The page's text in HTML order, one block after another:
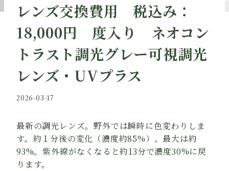
レンズ交換費用 税込み：
18,000円 度入り ネオコン
トラスト調光グレー可視調光
レンズ・UVプラス
By
2026-03-17
最新の調光レンズ。野外では瞬時に色変わりしま
す。約１分後の変化（濃度約85%）、最大は約
93%。紫外線がなくなると約13分で濃度30%に戻
ります。